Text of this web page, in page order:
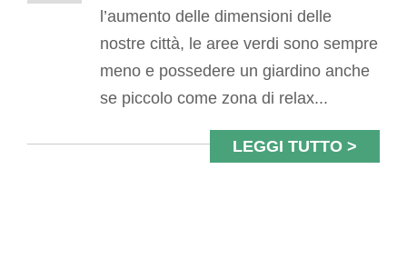
l’aumento delle dimensioni delle
nostre città, le aree verdi sono sempre
meno e possedere un giardino anche
se piccolo come zona di relax...
LEGGI TUTTO >